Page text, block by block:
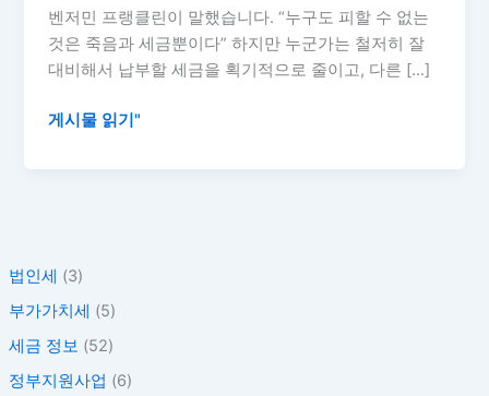
법인세 (3)
부가가치세 (5)
세금 정보 (52)
정부지원사업 (6)
벤저민 프랭클린이 말했습니다. “누구도 피할 수 없는
것은 죽음과 세금뿐이다” 하지만 누군가는 철저히 잘
대비해서 납부할 세금을 획기적으로 줄이고, 다른 […]
으
로
세
스
한
국
무
사
게시물 읽기"